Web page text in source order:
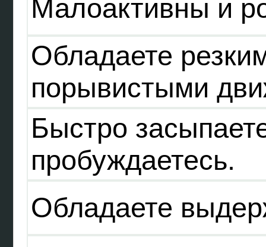
Малоактивны и
Обладаете
порывистыми
Быстро
пробуждаетесь.
Обладаете